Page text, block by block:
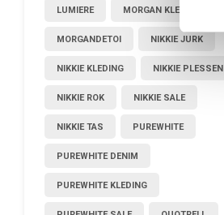
LUMIERE MORGAN KLEDING
MORGANDETOI NIKKIE JURK
NIKKIE KLEDING NIKKIE PLESSEN
NIKKIE ROK NIKKIE SALE
NIKKIE TAS PUREWHITE
PUREWHITE DENIM
PUREWHITE KLEDING